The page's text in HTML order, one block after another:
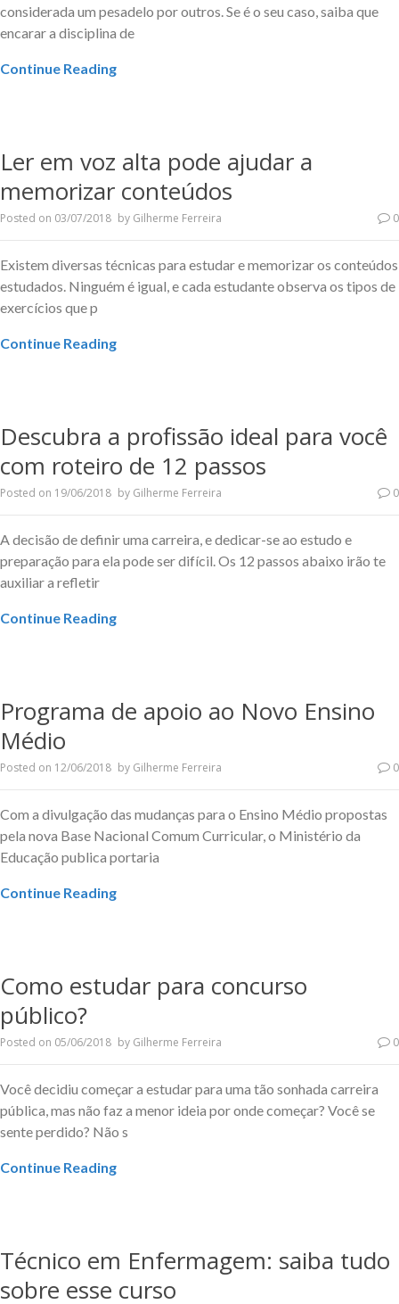
considerada um pesadelo por outros. Se é o seu caso, saiba que
encarar a disciplina de
Continue Reading
Ler em voz alta pode ajudar a
memorizar conteúdos
Posted on 03/07/2018 by Gilherme Ferreira 0
Existem diversas técnicas para estudar e memorizar os conteúdos
estudados. Ninguém é igual, e cada estudante observa os tipos de
exercícios que p
Continue Reading
Descubra a profissão ideal para você
com roteiro de 12 passos
Posted on 19/06/2018 by Gilherme Ferreira 0
A decisão de definir uma carreira, e dedicar-se ao estudo e
preparação para ela pode ser difícil. Os 12 passos abaixo irão te
auxiliar a refletir
Continue Reading
Programa de apoio ao Novo Ensino
Médio
Posted on 12/06/2018 by Gilherme Ferreira 0
Com a divulgação das mudanças para o Ensino Médio propostas
pela nova Base Nacional Comum Curricular, o Ministério da
Educação publica portaria
Continue Reading
Como estudar para concurso
público?
Posted on 05/06/2018 by Gilherme Ferreira 0
Você decidiu começar a estudar para uma tão sonhada carreira
pública, mas não faz a menor ideia por onde começar? Você se
sente perdido? Não s
Continue Reading
Técnico em Enfermagem: saiba tudo
sobre esse curso